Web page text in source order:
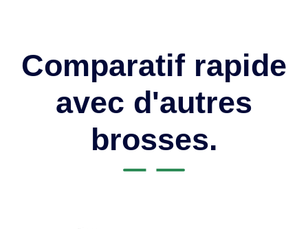
Comparatif rapide
avec d'autres
brosses.